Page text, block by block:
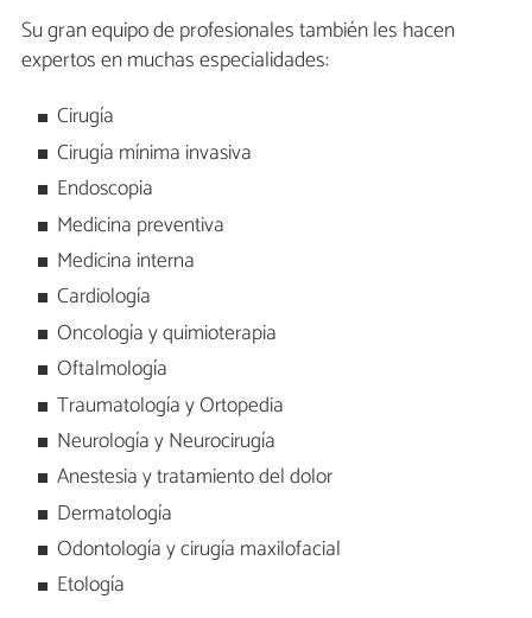
Su gran equipo de profesionales también les hacen
expertos en muchas especialidades:
Cirugía
Cirugía mínima invasiva
Endoscopia
Medicina preventiva
Medicina interna
Cardiología
Oncología y quimioterapia
Oftalmología
Traumatología y Ortopedia
Neurología y Neurocirugía
Anestesia y tratamiento del dolor
Dermatología
Odontología y cirugía maxilofacial
Etología